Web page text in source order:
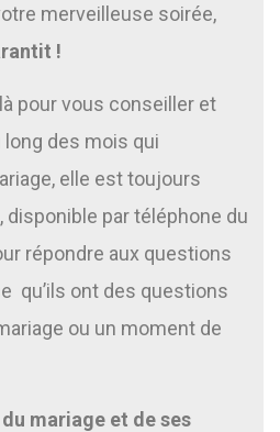
merveilleuse soirée,
!
pour vous conseiller et
des mois qui
elle est toujours
disponible par téléphone du
répondre aux questions
qu’ils ont des questions
ou un moment de
mariage et de ses